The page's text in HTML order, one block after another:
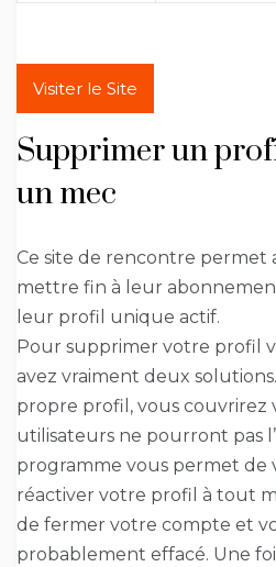
Visiter le Site
Supprimer un
un mec
Ce site de rencontre permet
mettre fin à leur
leur profil unique actif.
Pour supprimer votre profil
avez vraiment deux
propre profil, vous couvrirez
utilisateurs ne pourront pas
programme vous permet de
réactiver votre profil à tout
de fermer votre compte et
probablement effacé. Une